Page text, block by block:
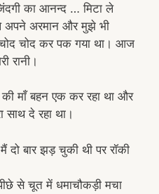
का आनन्द … मिटा ले
अरमान और मुझे भी
चोद कर पक गया था। आज
रानी।
की माँ बहन एक कर रहा था और
साथ दे रहा था।
बार झड़ चुकी थी पर रॉकी
से चूत में धमाचौकड़ी मचा